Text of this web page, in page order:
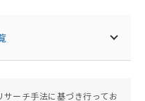
ーチ手法に基づき行ってお